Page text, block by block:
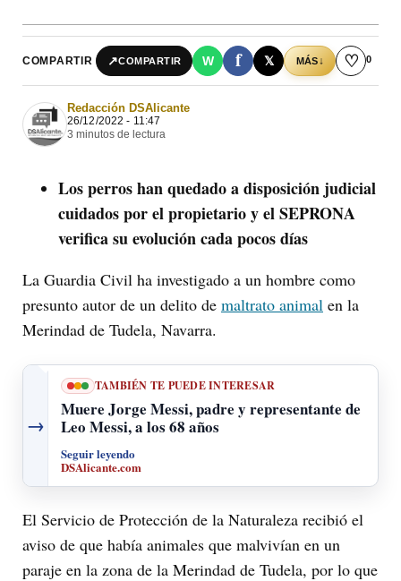
COMPARTIR ↗COMPARTIR W f 𝕏 MÁS↓ ♡ 0
Redacción DSAlicante
26/12/2022 - 11:47
3 minutos de lectura
Los perros han quedado a disposición judicial
cuidados por el propietario y el SEPRONA
verifica su evolución cada pocos días
La Guardia Civil ha investigado a un hombre como
presunto autor de un delito de maltrato animal en la
Merindad de Tudela, Navarra.
→
TAMBIÉN TE PUEDE INTERESAR
Muere Jorge Messi, padre y representante de
Leo Messi, a los 68 años
Seguir leyendo
DSAlicante.com
El Servicio de Protección de la Naturaleza recibió el
aviso de que había animales que malvivían en un
paraje en la zona de la Merindad de Tudela, por lo que